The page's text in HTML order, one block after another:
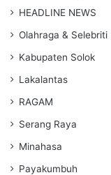
HEADLINE NEWS
Olahraga & Selebriti
Kabupaten Solok
Lakalantas
RAGAM
Serang Raya
Minahasa
Payakumbuh